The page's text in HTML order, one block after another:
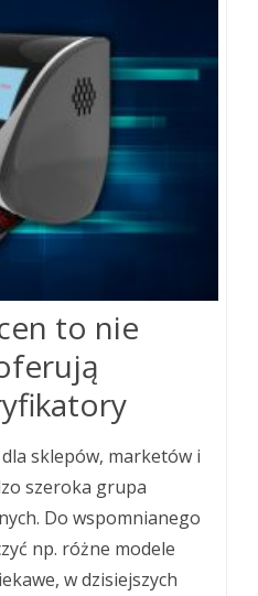
to nie
sklepów, marketów i
szeroka grupa
Do wspomnianego
np. różne modele
w dzisiejszych